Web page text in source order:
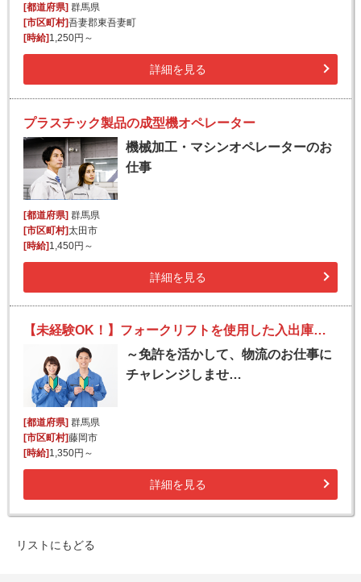
[都道府県]群馬県
[市区町村]吾妻郡東吾妻町
[時給]1,250円～
詳細を見る
プラスチック製品の成型機オペレーター
機械加工・マシンオペレーターのお
仕事
[都道府県]群馬県
[市区町村]太田市
[時給]1,450円～
詳細を見る
【未経験OK！】フォークリフトを使用した入出庫作業
～免許を活かして、物流のお仕事に
チャレンジしませ…
[都道府県] 群馬県
[市区町村]藤岡市
[時給] 1,350円～
詳細を見る
リストにもどる